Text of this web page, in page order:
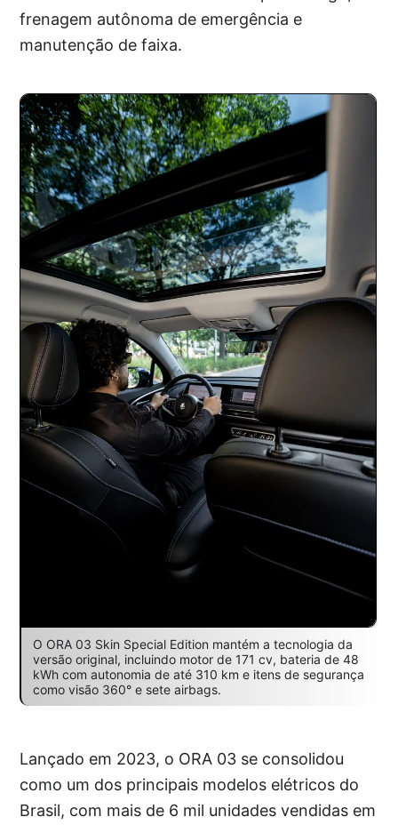
frenagem autônoma de emergência e
manutenção de faixa.
O ORA 03 Skin Special Edition mantém a tecnologia da
versão original, incluindo motor de 171 cv, bateria de 48
kWh com autonomia de até 310 km e itens de segurança
como visão 360° e sete airbags.
Lançado em 2023, o ORA 03 se consolidou
como um dos principais modelos elétricos do
Brasil, com mais de 6 mil unidades vendidas em